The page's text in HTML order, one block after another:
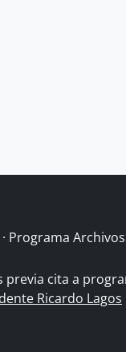
Programa
previa cita a
Ricardo Lagos